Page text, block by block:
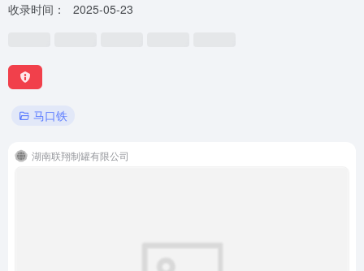
收录时间： 2025-05-23
马口铁
湖南联翔制罐有限公司